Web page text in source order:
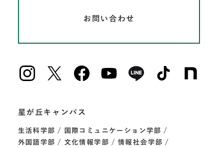
お問い合わせ
星が丘キャンパス
生活科学部
国際コミュニケーション学部
外国語学部
文化情報学部
情報社会学部